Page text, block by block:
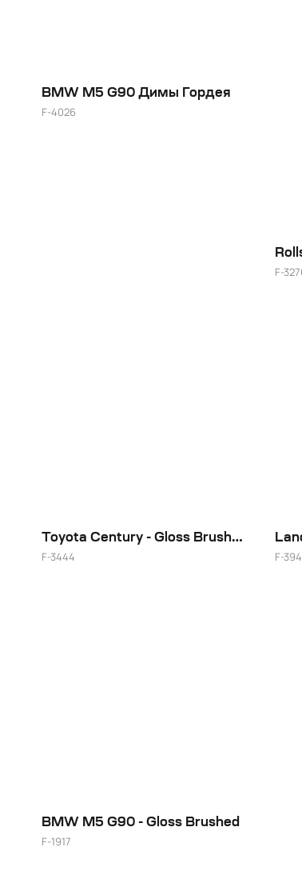
BMW M5 G90 Димы Гордея
F-4026
F-
Toyota Century - Gloss Brushed
F-3444 F-
BMW M5 G90 - Gloss Brushed
F-1917